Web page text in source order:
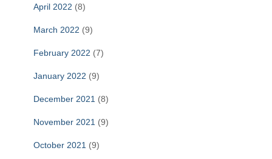
April 2022 (8)
March 2022 (9)
February 2022 (7)
January 2022 (9)
December 2021 (8)
November 2021 (9)
October 2021 (9)